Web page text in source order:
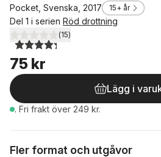
Pocket, Svenska, 2017
15+ år
Del 1 i serien Röd drottning
4,3utav 5 stjärnor. Totalt antal röster:
(15)
75 kr
Lägg i
. Fri frakt över 249 kr.
Fler format och utgåvor